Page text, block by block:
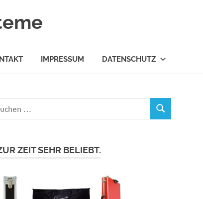
IMPRESSUM DATENSCHUTZ
ZEIT SEHR BELIEBT.